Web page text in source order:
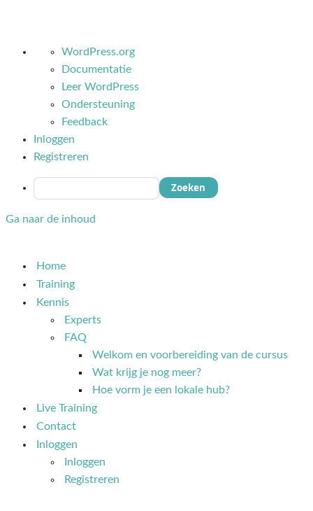
Over
WordPress
WordPress.org
Documentatie
Leer WordPress
Ondersteuning
Feedback
Inloggen
Registreren
Zoeken
Ga naar de inhoud
Home
Training
Kennis
Experts
FAQ
Welkom en voorbereiding van de cursus
Wat krijg je nog meer?
Hoe vorm je een lokale hub?
Live Training
Contact
Inloggen
Inloggen
Registreren